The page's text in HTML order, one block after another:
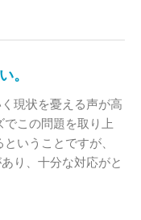
。
現状を憂える声が高
この問題を取り上
いうことですが、
り、十分な対応がと